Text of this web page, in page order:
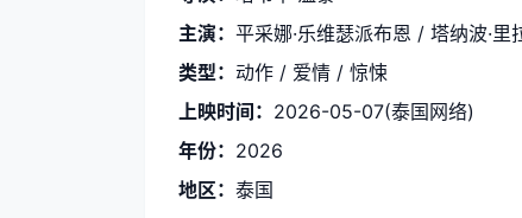
主演： 平采娜·乐维瑟派布恩 / 塔纳波·
类型： 动作 / 爱情 / 惊悚
上映时间： 2026-05-07(泰国网络)
年份： 2026
地区： 泰国